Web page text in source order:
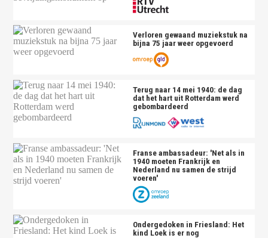
Verloren gewaand muziekstuk na
bijna 75 jaar weer opgevoerd
Terug naar 14 mei 1940: de dag
dat het hart uit Rotterdam werd
gebombardeerd
Franse ambassadeur: 'Net als in
1940 moeten Frankrijk en
Nederland nu samen de strijd
voeren'
Ondergedoken in Friesland: Het
kind Loek is er nog